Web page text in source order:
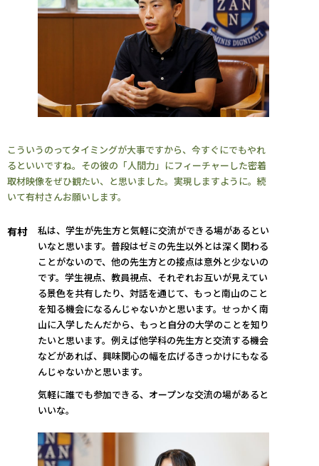
こういうのってタイミングが大事ですから、今すぐにでもやれ
るといいですね。その彼の「人間力」にフィーチャーした密着
取材映像をぜひ観たい、と思いました。実現しますように。続
いて有村さんお願いします。
有村
私は、学生が先生方と気軽に交流ができる場があるとい
いなと思います。普段はゼミの先生以外とは深く関わる
ことがないので、他の先生方との接点は意外と少ないの
です。学生視点、教員視点、それぞれお互いが見えてい
る景色を共有したり、対話を通じて、もっと南山のこと
を知る機会になるんじゃないかと思います。せっかく南
山に入学したんだから、もっと自分の大学のことを知り
たいと思います。例えば他学科の先生方と交流する機会
などがあれば、興味関心の幅を広げるきっかけにもなる
んじゃないかと思います。
気軽に誰でも参加できる、オープンな交流の場があると
いいな。